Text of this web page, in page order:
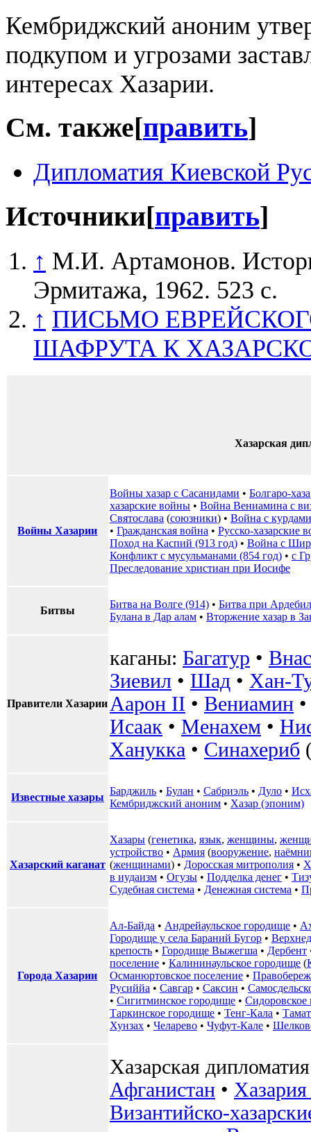
Кембриджский аноним
подкупом и угрозами
интересах Хазарии.
См. также [править]
Дипломатия Киевской
Источники[править]
↑ М.И. Артамонов.
Эрмитажа, 1962. 523 с.
↑ ПИСЬМО
ШАФРУТА К
Хазарская
Войны Хазарии
Войны хазар с Сасанидами • Болгаро-
хазарские войны • Война Вениамина с
Святослава (союзники) • Война с курдами
• Гражданская война • Русско-хазарские
Поход на Каспий (913 год) • Война с
Конфликт с мусульманами (854 год) • с
Преследование христиан при Иосифе
Битвы
Битва на Волге (914) • Битва при
Булана в Дар алам • Вторжение хазар в
Правители Хазарии
каганы: Багатур •
Зиевил • Шад • Хан-
Аарон II • Вениамин
Исаак • Менахем •
Ханукка • Синахериб
Известные хазары
Барджиль • Булан • Сабриэль • Дуло •
Кембриджский аноним • Хазар (эпоним)
Хазарский каганат
Хазары (генетика, язык, женщины,
устройство • Армия (вооружение,
(женщинами) • Доросская митрополия •
в иудаизм • Огузы • Подделка денег •
Судебная система • Денежная система •
Города Хазарии
Ал-Байда • Андрейаульское городище •
Городище у села Бараний Бугор •
крепость • Городище Выжегша • Дербент
поселение • Калининаульское городище (
Османюртовское поселение •
Русиййа • Савгар • Саксин •
• Сигитминское городище • Сидоровское
Таркинское городище • Тенг-Кала •
Хунзах • Челарево • Чуфут-Кале •
Хазарская дипломатия
Афганистан •
Византийско-